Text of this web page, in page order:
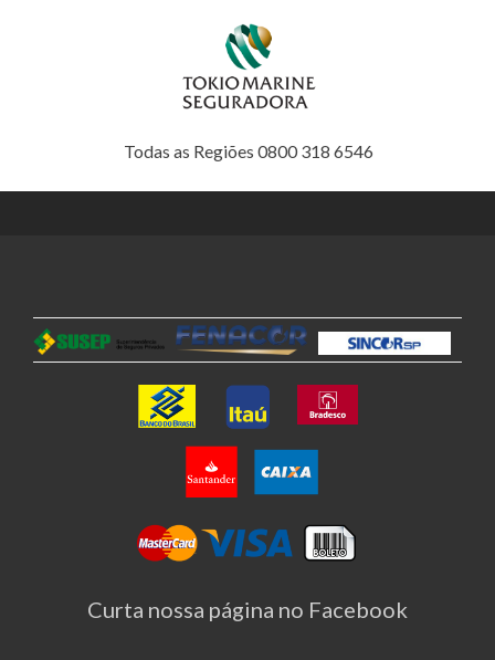
Todas as Regiões 0800 318 6546
Curta nossa página no Facebook